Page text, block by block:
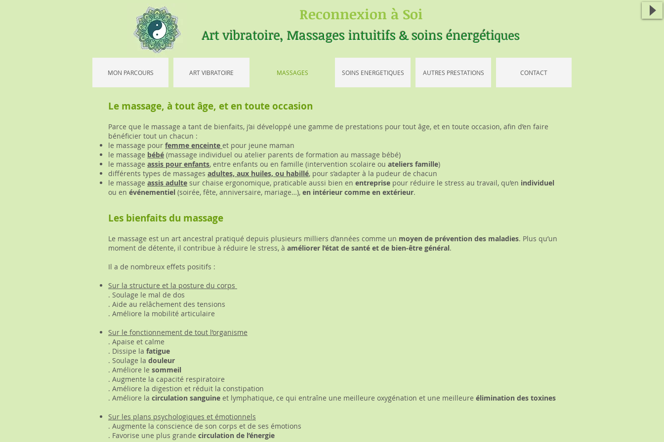
Reconnexion à Soi
Art vibratoire, Massages intuitifs & soins énergétiques
MON PARCOURS ART VIBRATOIRE MASSAGES SOINS ENERGETIQUES AUTRES PRESTATIONS CONTACT
Le massage, à tout âge, et en toute occasion
Parce que le massage a tant de bienfaits, j’ai développé une gamme de prestations pour tout âge, et en toute occasion, afin d’en faire
bénéficier tout un chacun :
le massage pour femme enceinte et pour jeune maman
le massage bébé (massage individuel ou atelier parents de formation au massage bébé)
le massage assis pour enfants, entre enfants ou en famille (intervention scolaire ou ateliers famille)
différents types de massages adultes, aux huiles, ou habillé, pour s’adapter à la pudeur de chacun
le massage assis adulte sur chaise ergonomique, praticable aussi bien en entreprise pour réduire le stress au travail, qu’en individuel
ou en événementiel (soirée, fête, anniversaire, mariage…), en intérieur comme en extérieur.
Les bienfaits du massage
Le massage est un art ancestral pratiqué depuis plusieurs milliers d’années comme un moyen de prévention des maladies. Plus qu’un
moment de détente, il contribue à réduire le stress, à améliorer l’état de santé et de bien-être général.
Il a de nombreux effets positifs :
Sur la structure et la posture du corps
. Soulage le mal de dos
. Aide au relâchement des tensions
. Améliore la mobilité articulaire
Sur le fonctionnement de tout l’organisme
. Apaise et calme
. Dissipe la fatigue
. Soulage la douleur
. Améliore le sommeil
. Augmente la capacité respiratoire
. Améliore la digestion et réduit la constipation
. Améliore la circulation sanguine et lymphatique, ce qui entraîne une meilleure oxygénation et une meilleure élimination des toxines
Sur les plans psychologiques et émotionnels
. Augmente la conscience de son corps et de ses émotions
. Favorise une plus grande circulation de l’énergie